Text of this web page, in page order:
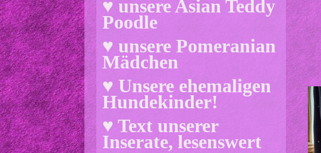
♥ unsere Asian Teddy
Poodle
♥ unsere Pomeranian
Mädchen
♥ Unsere ehemaligen
Hundekinder!
♥ Text unserer
Inserate, lesenswert